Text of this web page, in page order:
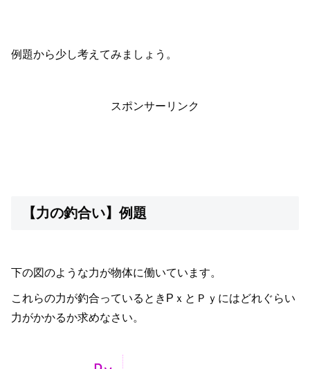
例題から少し考えてみましょう。
スポンサーリンク
【力の釣合い】例題
下の図のような力が物体に働いています。
これらの力が釣合っているときPｘとＰｙにはどれぐらい
力がかかるか求めなさい。